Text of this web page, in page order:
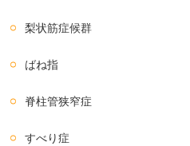
梨状筋症候群
ばね指
脊柱管狭窄症
すべり症